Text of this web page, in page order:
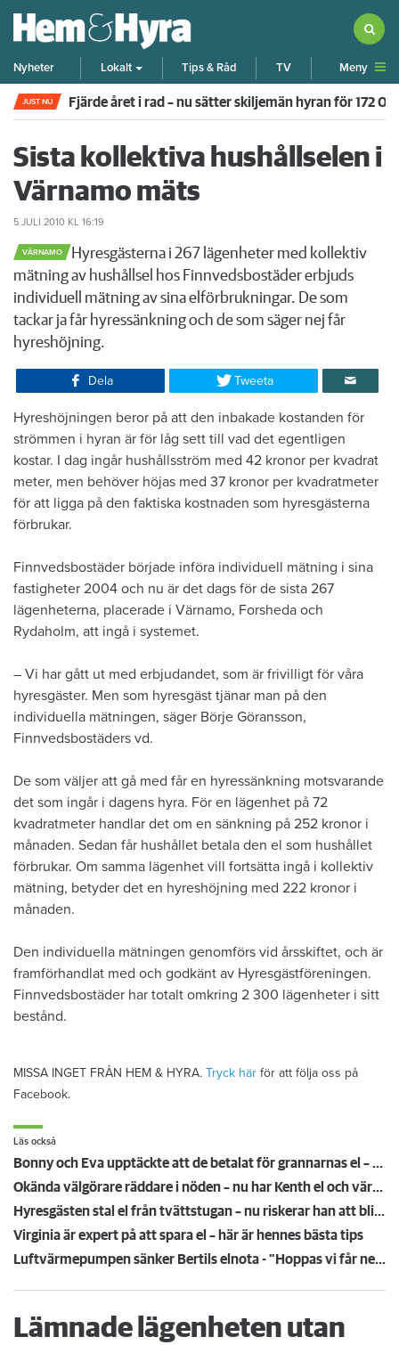
Nyheter Lokalt Tips & Råd TV Meny
JUST NU Fjärde året i rad – nu sätter skiljemän hyran för 172
Sista kollektiva hushållselen i
Värnamo mäts
5 JULI 2010 KL 16:19
VÄRNAMO
​Hyresgästerna i 267 lägenheter med kollektiv
mätning av hushållsel hos Finnvedsbostäder erbjuds
individuell mätning av sina elförbrukningar. De som
tackar ja får hyressänkning och de som säger nej får
hyreshöjning.
Dela Tweeta
Hyreshöjningen beror på att den inbakade kostanden för
strömmen i hyran är för låg sett till vad det egentligen
kostar. I dag ingår hushållsström med 42 kronor per kvadrat
meter, men behöver höjas med 37 kronor per kvadratmeter
för att ligga på den faktiska kostnaden som hyresgästerna
förbrukar.
Finnvedsbostäder började införa individuell mätning i sina
fastigheter 2004 och nu är det dags för de sista 267
lägenheterna, placerade i Värnamo, Forsheda och
Rydaholm, att ingå i systemet.
– Vi har gått ut med erbjudandet, som är frivilligt för våra
hyresgäster. Men som hyresgäst tjänar man på den
individuella mätningen, säger Börje Göransson,
Finnvedsbostäders vd.
De som väljer att gå med får en hyressänkning motsvarande
det som ingår i dagens hyra. För en lägenhet på 72
kvadratmeter handlar det om en sänkning på 252 kronor i
månaden. Sedan får hushållet betala den el som hushållet
förbrukar. Om samma lägenhet vill fortsätta ingå i kollektiv
mätning, betyder det en hyreshöjning med 222 kronor i
månaden.
Den individuella mätningen genomförs vid årsskiftet, och är
framförhandlat med och godkänt av Hyresgästföreningen.
Finnvedsbostäder har totalt omkring 2 300 lägenheter i sitt
bestånd.
MISSA INGET FRÅN HEM & HYRA. Tryck här för att följa oss på
Facebook.
Läs också
Bonny och Eva upptäckte att de betalat för grannarnas el – värden vill inte svara på frågor
Okända välgörare räddare i nöden – nu har Kenth el och värme i lägenheten
Hyresgästen stal el från tvättstugan – nu riskerar han att bli vräkt
Virginia är expert på att spara el – här är hennes bästa tips
Luftvärmepumpen sänker Bertils elnota - "Hoppas vi får ner kostnaden med tre fjärdedelar"
Lämnade lägenheten utan